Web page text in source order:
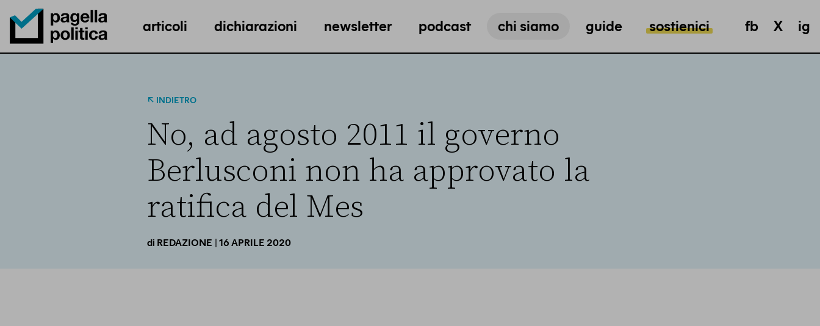
Pagella Politica Logo
articoli dichiarazioni newsletter podcast chi siamo guide sostienici fb X ig
INDIETRO
No, ad agosto 2011 il governo
Berlusconi non ha approvato la
ratifica del Mes
di REDAZIONE | 16 APRILE 2020